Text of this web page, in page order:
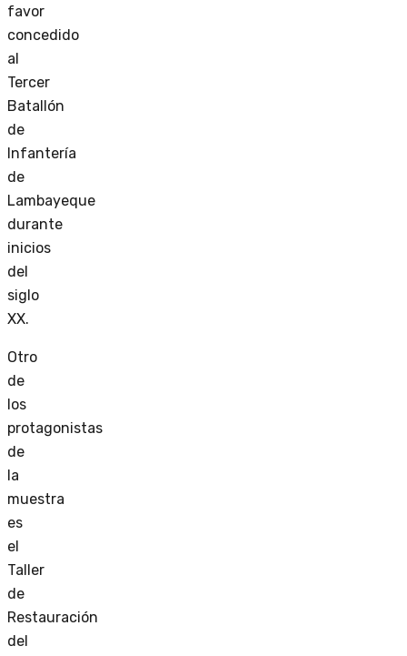
favor
concedido
al
Tercer
Batallón
de
Infantería
de
Lambayeque
durante
inicios
del
siglo
XX.
Otro
de
los
protagonistas
de
la
muestra
es
el
Taller
de
Restauración
del